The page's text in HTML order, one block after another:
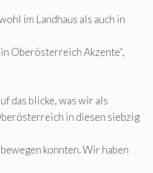
im Landhaus als auch in
Oberösterreich Akzente“,
das blicke, was wir als
in diesen siebzig
konnten. Wir haben